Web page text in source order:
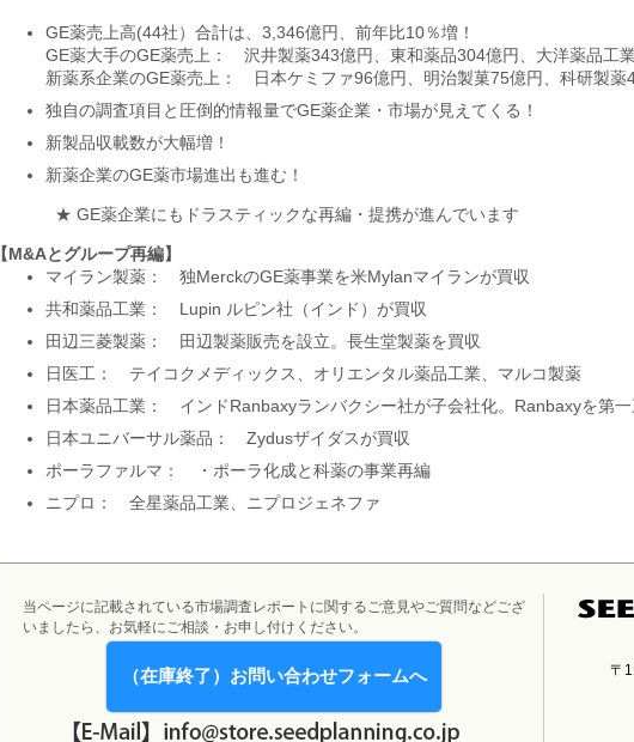
GE薬売上高(44社）合計は、3,346億円、前年比10％増！
GE薬大手のGE薬売上： 沢井製薬343億円、東和薬品304億円、大洋薬品工
新薬系企業のGE薬売上： 日本ケミファ96億円、明治製菓75億円、科研製薬
独自の調査項目と圧倒的情報量でGE薬企業・市場が見えてくる！
新製品収載数が大幅増！
新薬企業のGE薬市場進出も進む！
★ GE薬企業にもドラスティックな再編・提携が進んでいます
【M&Aとグループ再編】
マイラン製薬： 独MerckのGE薬事業を米Mylanマイランが買収
共和薬品工業： Lupin ルピン社（インド）が買収
田辺三菱製薬： 田辺製薬販売を設立。長生堂製薬を買収
日医工： テイコクメディックス、オリエンタル薬品工業、マルコ製薬
日本薬品工業： インドRanbaxyランバクシー社が子会社化。Ranbaxyを第一
日本ユニバーサル薬品： Zydusザイダスが買収
ポーラファルマ： ・ポーラ化成と科薬の事業再編
ニプロ： 全星薬品工業、ニプロジェネファ
当ページに記載されている市場調査レポートに関するご意見やご質問などござ
いましたら、お気軽にご相談・お申し付けください。
（在庫終了）お問い合わせフォームへ
〒